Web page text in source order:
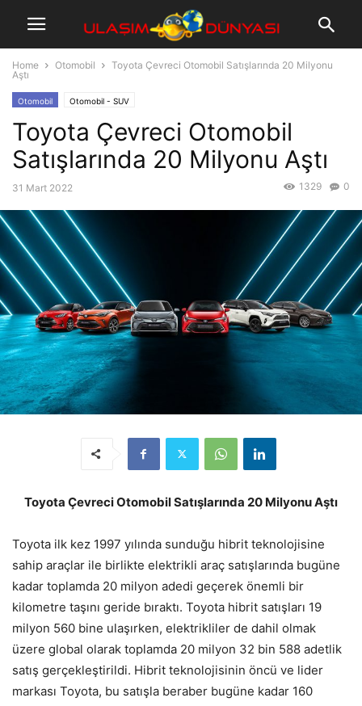
Home Otomobil
Toyota Çevreci Otomobil Satışlarında 20 Milyonu
Aştı
Otomobil Otomobil - SUV
Toyota Çevreci Otomobil
Satışlarında 20 Milyonu Aştı
31 Mart 2022 0
1329
Toyota Çevreci Otomobil Satışlarında 20 Milyonu Aştı
Toyota ilk kez 1997 yılında sunduğu hibrit teknolojisine
sahip araçlar ile birlikte elektrikli araç satışlarında bugüne
kadar toplamda 20 milyon adedi geçerek önemli bir
kilometre taşını geride bıraktı. Toyota hibrit satışları 19
milyon 560 bine ulaşırken, elektrikliler de dahil olmak
üzere global olarak toplamda 20 milyon 32 bin 588 adetlik
satış gerçekleştirildi. Hibrit teknolojisinin öncü ve lider
markası Toyota, bu satışla beraber bugüne kadar 160